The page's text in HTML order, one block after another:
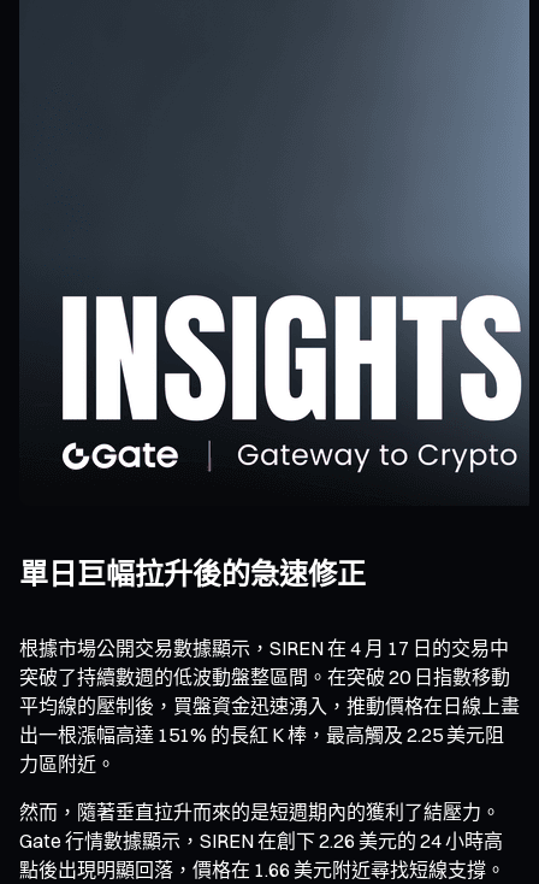
單日巨幅拉升後的急速修正
根據市場公開交易數據顯示，SIREN 在 4 月 17 日的交易中
突破了持續數週的低波動盤整區間。在突破 20 日指數移動
平均線的壓制後，買盤資金迅速湧入，推動價格在日線上畫
出一根漲幅高達 151% 的長紅 K 棒，最高觸及 2.25 美元阻
力區附近。
然而，隨著垂直拉升而來的是短週期內的獲利了結壓力。
Gate 行情數據顯示，SIREN 在創下 2.26 美元的 24 小時高
點後出現明顯回落，價格在 1.66 美元附近尋找短線支撐。